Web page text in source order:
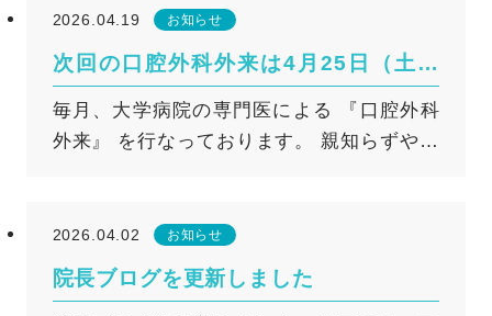
談ください。 次回は５月１６日（土）で
す。 ※口腔外科外来受診前に各種検査とご
説明のため、事前に1度ご来院していただく
必要があります。 （初診として口腔外科外
来の予約は不可です。また、初診時に口腔
ます。 ※口腔外科外来でできる診査や処置
には限界があります。診療所レベルでの範
囲を超えると判断した場合には、大学病院
2026.04.19 お知らせ
次回の口腔外科外来は4月25日（土）
です
毎月、大学病院の専門医による 『口腔外科
外来』 を行なっております。 親知らずや口
談ください。 次回は４月２５日（土）で
す。 ※口腔外科外来受診前に各種検査とご
説明のため、事前に1度ご来院していただく
2026.04.02 お知らせ
院長ブログを更新しました